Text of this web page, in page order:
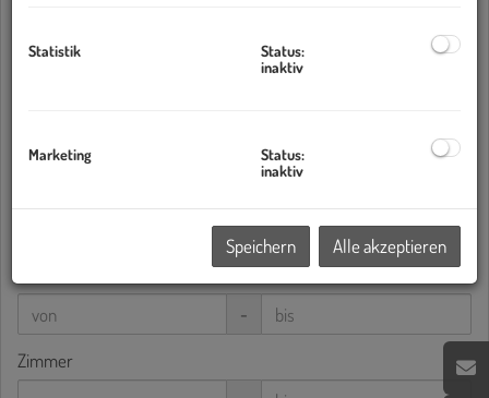
-
-
Zimmer
Statistik
Status:
inaktiv
Marketing
Status:
inaktiv
Speichern Alle akzeptieren